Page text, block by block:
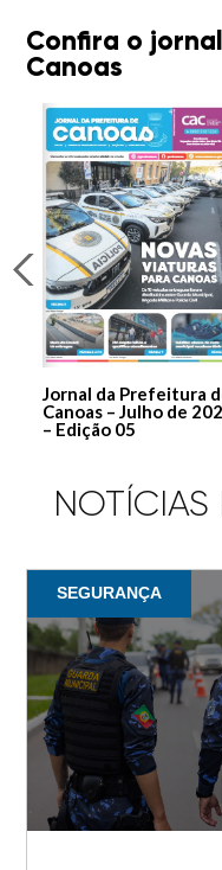
Confira o
Canoas
Jornal da Prefeitura
Canoas – Julho de
– Edição 05
NOTÍCIAS
SEGURANÇA